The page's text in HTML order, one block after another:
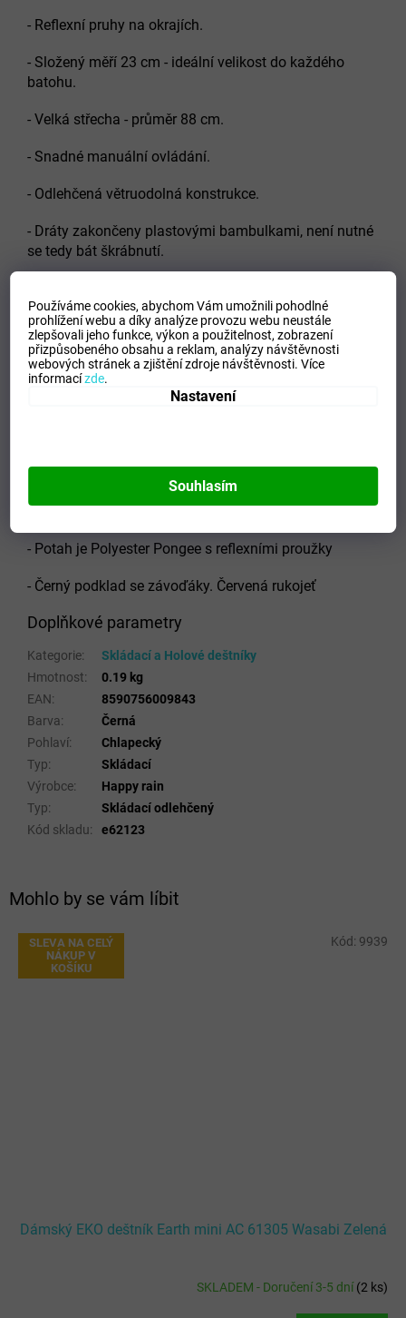
Používáme cookies, abychom Vám umožnili pohodlné
prohlížení webu a díky analýze provozu webu neustále
zlepšovali jeho funkce, výkon a použitelnost,zobrazení
přizpůsobeného obsahu a reklam, analýzy návštěvnosti
webových stránek a zjištění zdroje návštěvnosti.Více
informacízde.
Nastavení
Souhlasím
Mohlo by se vám líbit
SLEVA NA CELÝ
NÁKUP V
KOŠÍKU
Dámský EKO deštník Earth mini AC 61305 Wasabi Zelená
SKLADEM - Doručení 3-5 dní(2 ks)
Kód: 9939
- Reflexní pruhy na okrajích.
- Složený měří 23 cm - ideální velikost do každého
batohu.
- Velká střecha - průměr 88 cm.
- Snadné manuální ovládání.
- Odlehčená větruodolná konstrukce.
- Dráty zakončeny plastovými bambulkami, není nutné
se tedy bát škrábnutí.
PAREMETRY:
- Váha deštníku 163 g
- délka deštníku 23 cm
- Potah je Polyester Pongee s reflexními proužky
- Černý podklad se závoďáky. Červená rukojeť
Doplňkové parametry
Kategorie:
Skládací a Holové deštníky
Hmotnost:
0.19 kg
EAN:
8590756009843
Barva:
Černá
Pohlaví:
Chlapecký
Typ:
Skládací
Výrobce:
Happy rain
Typ:
Skládací odlehčený
Kód skladu: e62123